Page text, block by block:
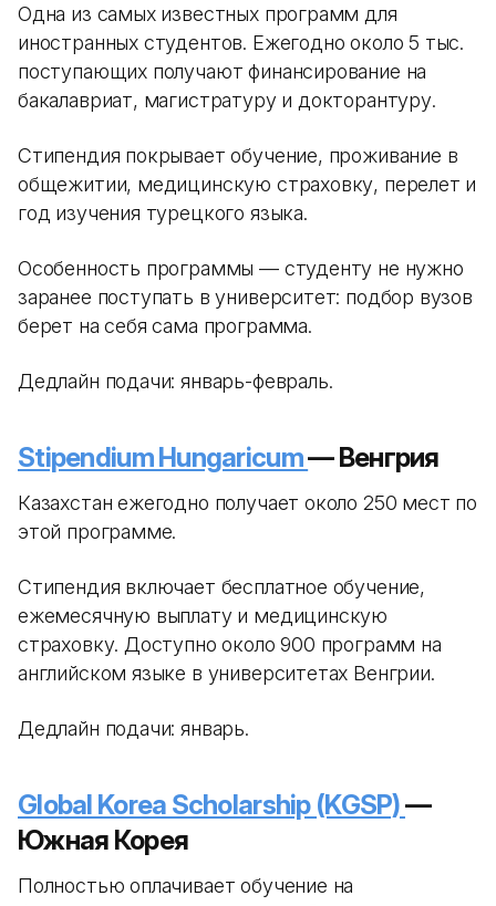
Одна из самых известных программ для
иностранных студентов. Ежегодно около 5 тыс.
поступающих получают финансирование на
бакалавриат, магистратуру и докторантуру.
Стипендия покрывает обучение, проживание в
общежитии, медицинскую страховку, перелет и
год изучения турецкого языка.
Особенность программы — студенту не нужно
заранее поступать в университет: подбор вузов
берет на себя сама программа.
Дедлайн подачи: январь-февраль.
Stipendium Hungaricum— Венгрия
Казахстан ежегодно получает около 250 мест по
этой программе.
Стипендия включает бесплатное обучение,
ежемесячную выплату и медицинскую
страховку. Доступно около 900 программ на
английском языке в университетах Венгрии.
Дедлайн подачи: январь.
Global Korea Scholarship (KGSP)—
Южная Корея
Полностью оплачивает обучение на